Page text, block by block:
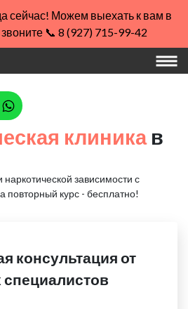
сейчас! Можем выехать к вам в
📞 8 (927) 715-99-42
клиникав
зависимости с
повторный курс - бесплатно!
консультация от